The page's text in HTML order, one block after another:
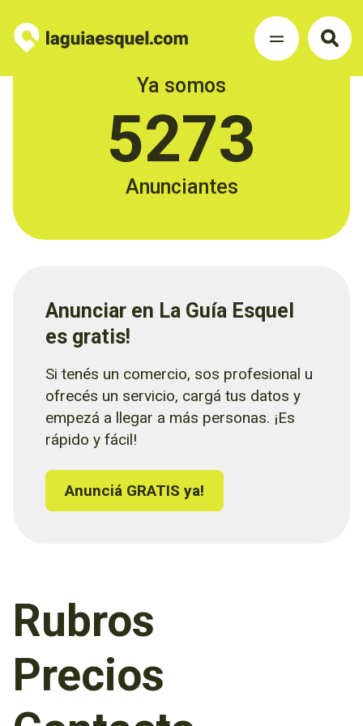
Ya somos
5273
Anunciantes
Anunciar en La Guía Esquel
es gratis!
Si tenés un comercio, sos profesional u
ofrecés un servicio, cargá tus datos y
empezá a llegar a más personas. ¡Es
rápido y fácil!
Anunciá GRATIS ya!
Rubros
Precios